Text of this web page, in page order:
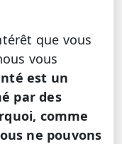
que vous
vous
est un
par des
comme
ne pouvons